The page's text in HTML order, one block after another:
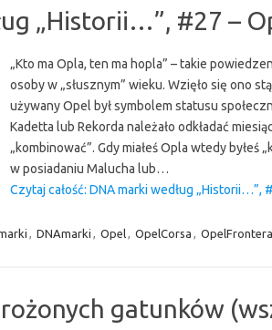
„Historii…”, #27 –
„Kto ma Opla, ten ma hopla” – takie
osoby w „słusznym” wieku. Wzięło się ono
używany Opel był symbolem statusu
Kadetta lub Rekorda należało odkładać
„kombinować”. Gdy miałeś Opla wtedy byłeś
w posiadaniu Malucha lub…
Czytaj całość: DNA marki według „Historii…”,
, DNAmarki , Opel, OpelCorsa , OpelFrontera
gatunków